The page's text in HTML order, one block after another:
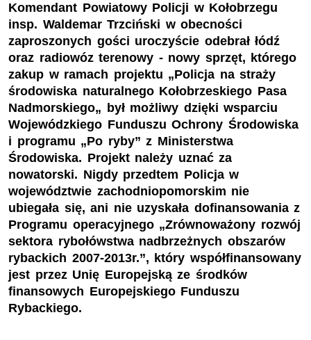
Komendant Powiatowy Policji w Kołobrzegu
insp. Waldemar Trzciński w obecności
zaproszonych gości uroczyście odebrał łódź
oraz radiowóz terenowy - nowy sprzęt, którego
zakup w ramach projektu „Policja na straży
środowiska naturalnego Kołobrzeskiego Pasa
Nadmorskiego„ był możliwy dzięki wsparciu
Wojewódzkiego Funduszu Ochrony Środowiska
i programu „Po ryby” z Ministerstwa
Środowiska. Projekt należy uznać za
nowatorski. Nigdy przedtem Policja w
województwie zachodniopomorskim nie
ubiegała się, ani nie uzyskała dofinansowania z
Programu operacyjnego „Zrównoważony rozwój
sektora rybołówstwa nadbrzeżnych obszarów
rybackich 2007-2013r.”, który współfinansowany
jest przez Unię Europejską ze środków
finansowych Europejskiego Funduszu
Rybackiego.